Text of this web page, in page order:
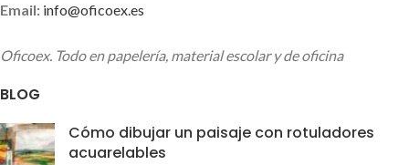
Email: info@oficoex.es
Oficoex. Todo en papelería, material escolar y de oficina
BLOG
Cómo dibujar un paisaje con rotuladores
acuarelables